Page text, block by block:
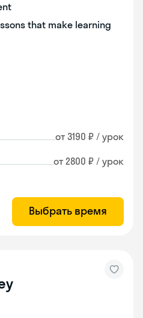
that make learning
от 3190 ₽ / урок
от 2800 ₽ / урок
Выбрать время